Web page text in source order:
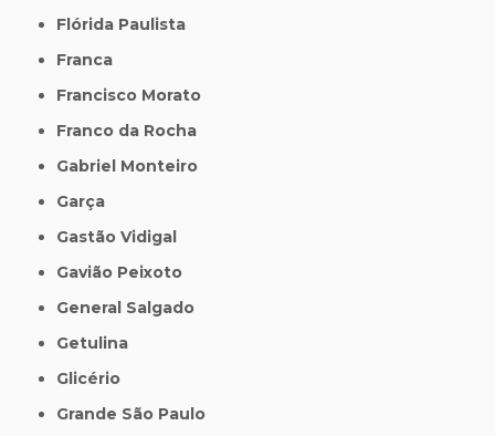
Flórida Paulista
Franca
Francisco Morato
Franco da Rocha
Gabriel Monteiro
Garça
Gastão Vidigal
Gavião Peixoto
General Salgado
Getulina
Glicério
Grande São Paulo